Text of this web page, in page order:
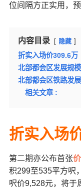
位间隔方正实用，
内容目录 隐藏
折实入场价309.6万
北部都会区发展规
北部都会区铁路发展
相关文章 :
折实入场
第二期亦公布首张
积299至535平方呎
呎价9,528元，将于